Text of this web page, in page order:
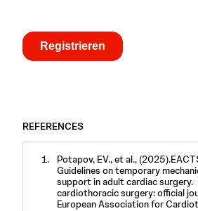
REFERENCES
Potapov, EV., et al.,
Guidelines on temporary
support in adult cardiac surgery.
cardiothoracic surgery: official
European Association for